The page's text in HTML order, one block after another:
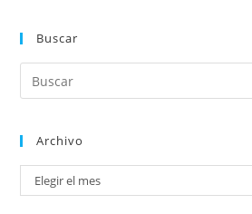
Buscar
Archivo
Elegir el mes